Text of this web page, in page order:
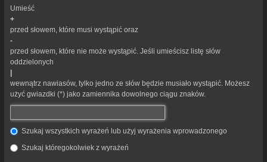
Umieść
+
przed słowem, które musi wystąpić oraz
-
przed słowem, które nie może wystąpić. Jeśli umieścisz listę słów
oddzielonych
wewnątrz nawiasów, tylko jedno ze słów będzie musiało wystąpić. Możesz
użyć gwiazdki (*) jako zamiennika dowolnego ciągu znaków.
Szukaj wszystkich wyrażeń lub użyj wyrażenia wprowadzonego
Szukaj któregokolwiek z wyrażeń